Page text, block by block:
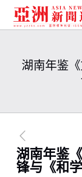
湖南年鉴
湖南年鉴
锋与《和学